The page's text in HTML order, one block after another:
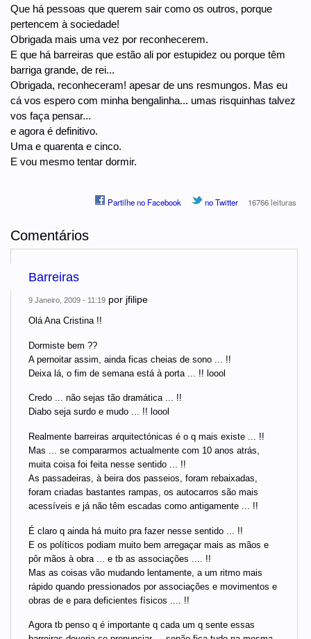
Que há pessoas que querem sair como os outros, porque
pertencem à sociedade!
Obrigada mais uma vez por reconhecerem.
E que há barreiras que estão ali por estupidez ou porque têm
barriga grande, de rei...
Obrigada, reconheceram! apesar de uns resmungos. Mas eu
cá vos espero com minha bengalinha... umas risquinhas talvez
vos faça pensar...
e agora é definitivo.
Uma e quarenta e cinco.
E vou mesmo tentar dormir.
Partilhe no Facebook no Twitter 16766 leituras
Comentários
Barreiras
9 Janeiro, 2009 - 11:19 por jfilipe
Olá Ana Cristina !!
Dormiste bem ??
A pernoitar assim, ainda ficas cheias de sono ... !!
Deixa lá, o fim de semana está à porta ... !! loool
Credo ... não sejas tão dramática ... !!
Diabo seja surdo e mudo ... !! loool
Realmente barreiras arquitectónicas é o q mais existe ... !!
Mas ... se compararmos actualmente com 10 anos atrás,
muita coisa foi feita nesse sentido ... !!
As passadeiras, à beira dos passeios, foram rebaixadas,
foram criadas bastantes rampas, os autocarros são mais
acessíveis e já não têm escadas como antigamente ... !!
É claro q ainda há muito pra fazer nesse sentido ... !!
E os políticos podiam muito bem arregaçar mais as mãos e
pôr mãos à obra ... e tb as associações .... !!
Mas as coisas vão mudando lentamente, a um ritmo mais
rápido quando pressionados por associações e movimentos e
obras de e para deficientes físicos .... !!
Agora tb penso q é importante q cada um q sente essas